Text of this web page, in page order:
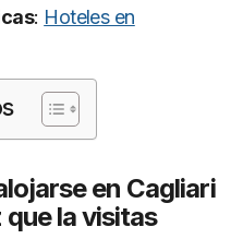
: Hoteles en
en Cagliari
que la visitas